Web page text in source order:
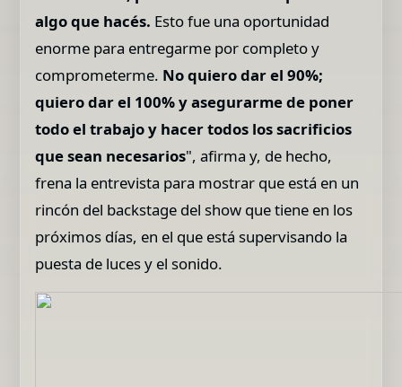
algo que hacés. Esto fue una oportunidad
enorme para entregarme por completo y
comprometerme. No quiero dar el 90%;
quiero dar el 100% y asegurarme de poner
todo el trabajo y hacer todos los sacrificios
que sean necesarios", afirma y, de hecho,
frena la entrevista para mostrar que está en un
rincón del backstage del show que tiene en los
próximos días, en el que está supervisando la
puesta de luces y el sonido.